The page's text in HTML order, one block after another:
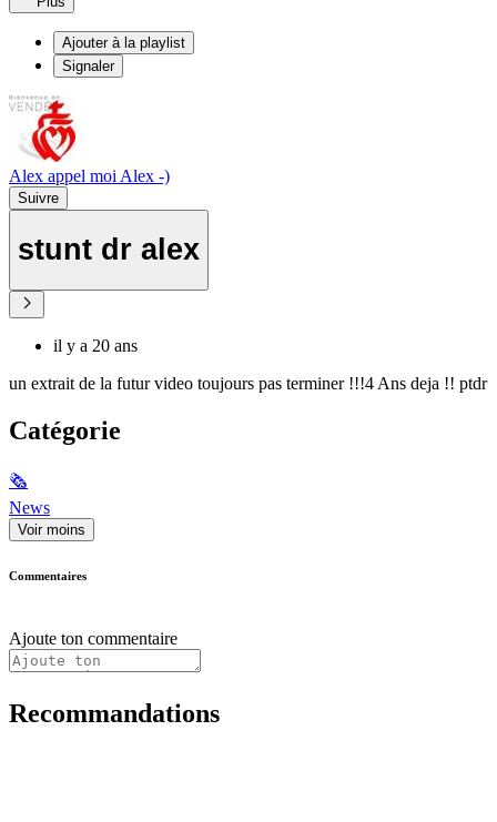
Ajouter à la playlist
Signaler
Alex appel moi Alex -)
Suivre
stunt dr alex
il y a 20 ans
un extrait de la futur video toujours pas terminer !!!4 Ans deja !! ptdr
Catégorie
🗞
News
Voir moins
Commentaires
Ajoute ton commentaire
Recommandations